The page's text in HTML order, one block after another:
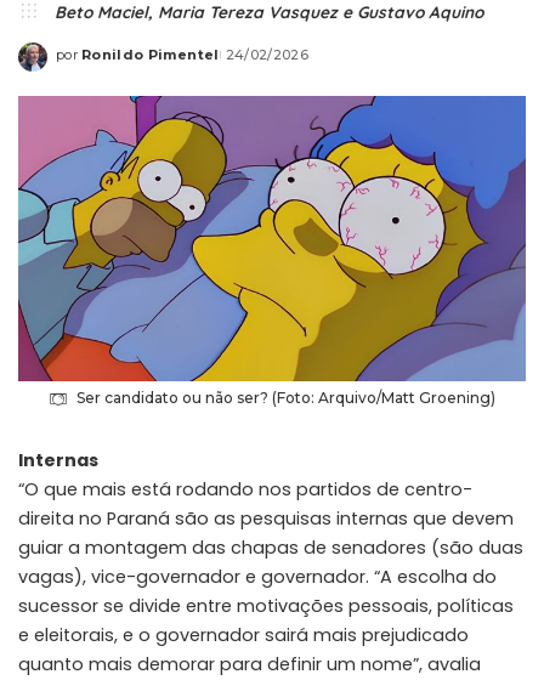
Beto Maciel, Maria Tereza Vasquez e Gustavo Aquino
por Ronildo Pimentel 24/02/2026
Ser candidato ou não ser? (Foto: Arquivo/Matt Groening)
Internas
“O que mais está rodando nos partidos de centro-
direita no Paraná são as pesquisas internas que devem
guiar a montagem das chapas de senadores (são duas
vagas), vice-governador e governador. “A escolha do
sucessor se divide entre motivações pessoais, políticas
e eleitorais, e o governador sairá mais prejudicado
quanto mais demorar para definir um nome”, avalia